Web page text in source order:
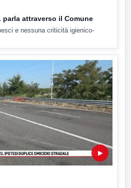
parla attraverso il Comune
e nessuna criticità igienico-
▶